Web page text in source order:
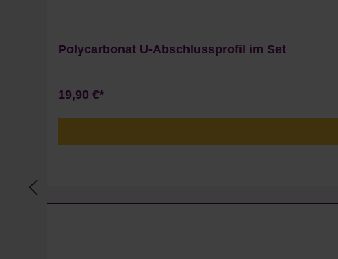
Polycarbonat U-Abschlussprofil im Set
19,90 €*